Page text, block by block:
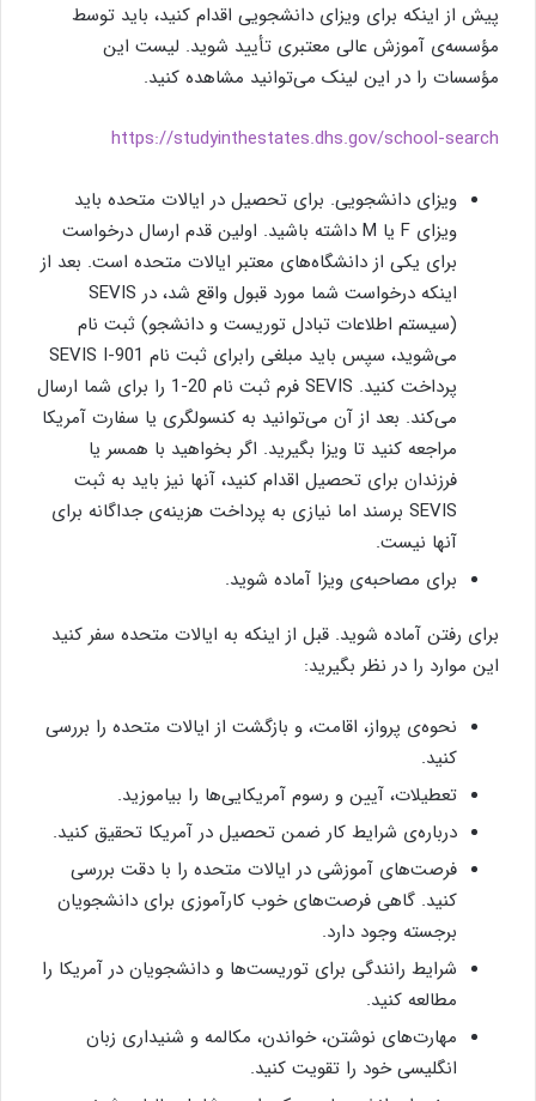
پیش از اینکه برای ویزای دانشجویی اقدام کنید، باید توسط
مؤسسه‌ی آموزش عالی معتبری تأیید شوید. لیست این
مؤسسات را در این لینک می‌توانید مشاهده کنید.
https://studyinthestates.dhs.gov/school-search
ویزای دانشجویی. برای تحصیل در ایالات متحده باید
ویزای F یا M داشته باشید. اولین قدم ارسال درخواست
برای یکی از دانشگاه‌های معتبر ایالات متحده است. بعد از
اینکه درخواست شما مورد قبول واقع شد، در SEVIS
(سيستم اطلاعات تبادل توريست و دانشجو) ثبت نام
می‌شوید، سپس بايد مبلغی رابرای ثبت نام SEVIS I-901
پرداخت کنید. SEVIS فرم ثبت نام 20-1 را برای شما ارسال
می‌كند. بعد از آن می‌توانید به کنسولگری یا سفارت آمریکا
مراجعه کنید تا ویزا بگیرید. اگر بخواهید با همسر یا
فرزندان برای تحصیل اقدام کنید، آنها نیز باید به ثبت
SEVIS برسند اما نیازی به پرداخت هزینه‌ی جداگانه برای
آنها نیست.
برای مصاحبه‌ی ویزا آماده شوید.
برای رفتن آماده شوید. قبل از اینکه به ایالات متحده سفر کنید
این موارد را در نظر بگیرید:
نحوه‌ی پرواز، اقامت، و بازگشت از ایالات متحده را بررسی
کنید.
تعطیلات، آیین و رسوم آمریکایی‌ها را بیاموزید.
درباره‌ی شرایط کار ضمن تحصیل در آمریکا تحقیق کنید.
فرصت‌های آموزشی در ایالات متحده را با دقت بررسی
کنید. گاهی فرصت‌های خوب کارآموزی برای دانشجویان
برجسته وجود دارد.
شرایط رانندگی برای توریست‌ها و دانشجویان در آمریکا را
مطالعه كنيد.
مهارت‌های نوشتن، خواندن، مکالمه و شنیداری زبان
انگلیسی خود را تقویت کنید.